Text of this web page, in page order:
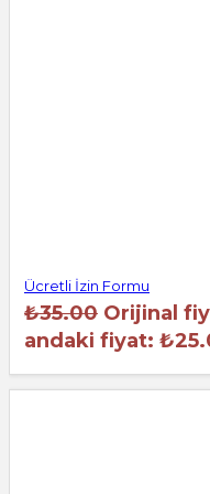
Ücretli İzin Formu
₺35.00 Orijinal
andaki fiyat: